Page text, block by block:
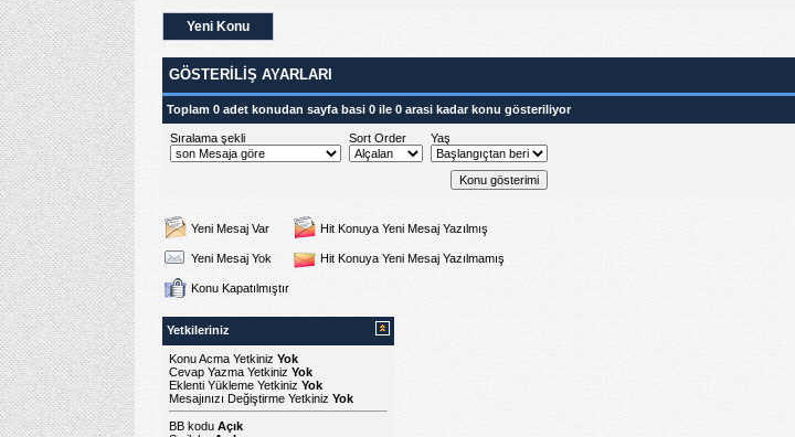
Yeni Konu
GÖSTERILIŞ AYARLARI
Toplam 0 adet konudan sayfa basi 0 ile 0 arasi kadar konu gösteriliyor
Sıralama şekli Sort Order Yaş
Yeni Mesaj Var Hit Konuya Yeni Mesaj Yazılmış
Yeni Mesaj Yok Hit Konuya Yeni Mesaj Yazılmamış
Konu Kapatılmıştır
Yetkileriniz
Konu Acma Yetkiniz Yok
Cevap Yazma Yetkiniz Yok
Eklenti Yükleme Yetkiniz Yok
Mesajınızı Değiştirme Yetkiniz Yok
BB kodu Açık